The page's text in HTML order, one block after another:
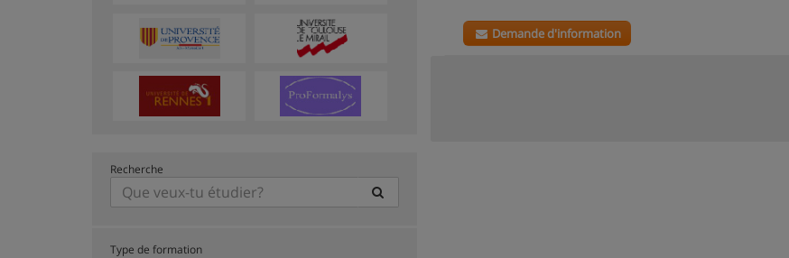
Demande d'information
Recherche
Type de formation